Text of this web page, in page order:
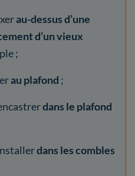
au-dessus d’une
d’un vieux
;
au plafond ;
dans le plafond
dans les combles